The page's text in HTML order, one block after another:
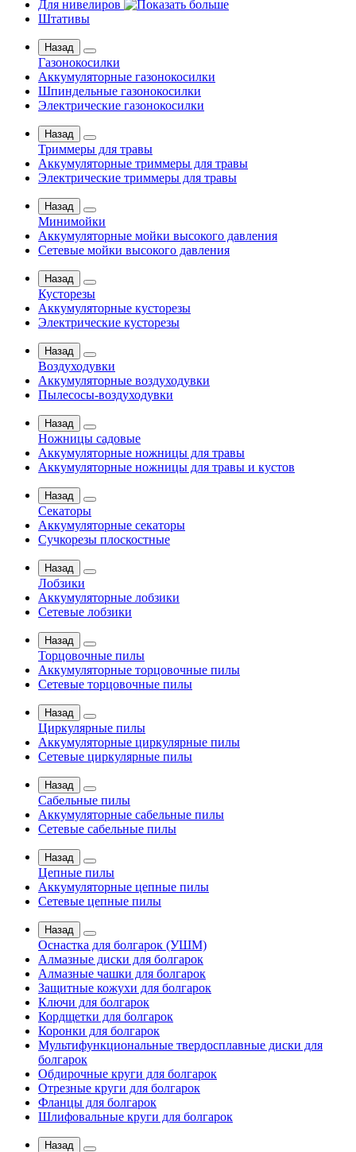
Для нивелиров
Штативы
Назад
Газонокосилки
Аккумуляторные газонокосилки
Шпиндельные газонокосилки
Электрические газонокосилки
Назад
Триммеры для травы
Аккумуляторные триммеры для травы
Электрические триммеры для травы
Назад
Минимойки
Аккумуляторные мойки высокого давления
Сетевые мойки высокого давления
Назад
Кусторезы
Аккумуляторные кусторезы
Электрические кусторезы
Назад
Воздуходувки
Аккумуляторные воздуходувки
Пылесосы-воздуходувки
Назад
Ножницы садовые
Аккумуляторные ножницы для травы
Аккумуляторные ножницы для травы и кустов
Назад
Секаторы
Аккумуляторные секаторы
Сучкорезы плоскостные
Назад
Лобзики
Аккумуляторные лобзики
Сетевые лобзики
Назад
Торцовочные пилы
Аккумуляторные торцовочные пилы
Сетевые торцовочные пилы
Назад
Циркулярные пилы
Аккумуляторные циркулярные пилы
Сетевые циркулярные пилы
Назад
Сабельные пилы
Аккумуляторные сабельные пилы
Сетевые сабельные пилы
Назад
Цепные пилы
Аккумуляторные цепные пилы
Сетевые цепные пилы
Назад
Оснастка для болгарок (УШМ)
Алмазные диски для болгарок
Алмазные чашки для болгарок
Защитные кожухи для болгарок
Ключи для болгарок
Кордщетки для болгарок
Коронки для болгарок
Мультифункциональные твердосплавные диски для
болгарок
Обдирочные круги для болгарок
Отрезные круги для болгарок
Фланцы для болгарок
Шлифовальные круги для болгарок
Назад